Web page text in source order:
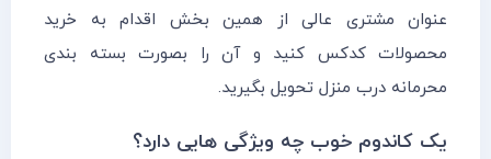
عنوان مشتری عالی از همین بخش اقدام به خرید
محصولات کدکس کنید و آن را بصورت بسته بندی
محرمانه درب منزل تحویل بگیرید.
یک کاندوم خوب چه ویژگی هایی دارد؟